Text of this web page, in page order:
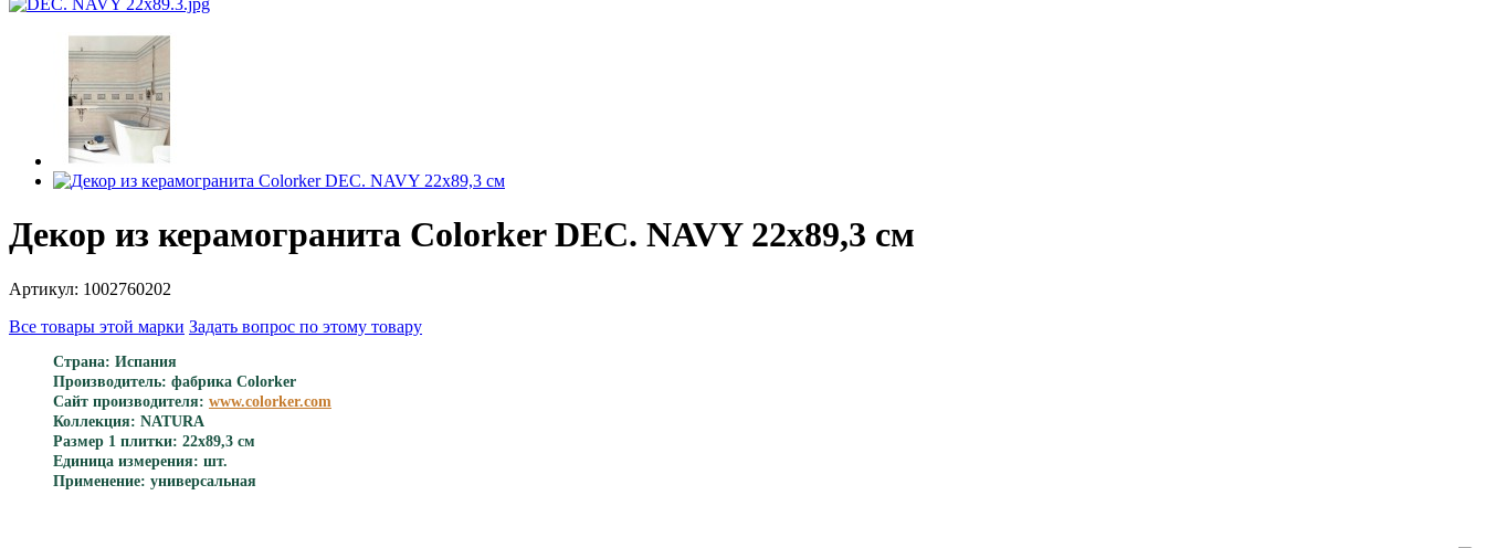
Декор из керамогранита Colorker DEC. NAVY 22x89,3 см
Артикул: 1002760202
Все товары этой марки Задать вопрос по этому товару
Страна: Испания
Производитель: фабрика Colorker
Сайт производителя: www.colorker.com
Коллекция: NATURA
Размер 1 плитки: 22x89,3 см
Единица измерения: шт.
Применение: универсальная